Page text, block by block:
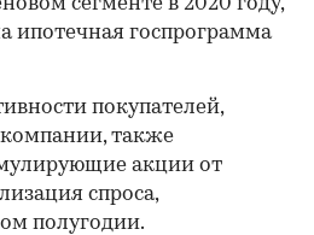
ипотечная госпрограмма
покупателей,
также
акции от
спроса,
полугодии.